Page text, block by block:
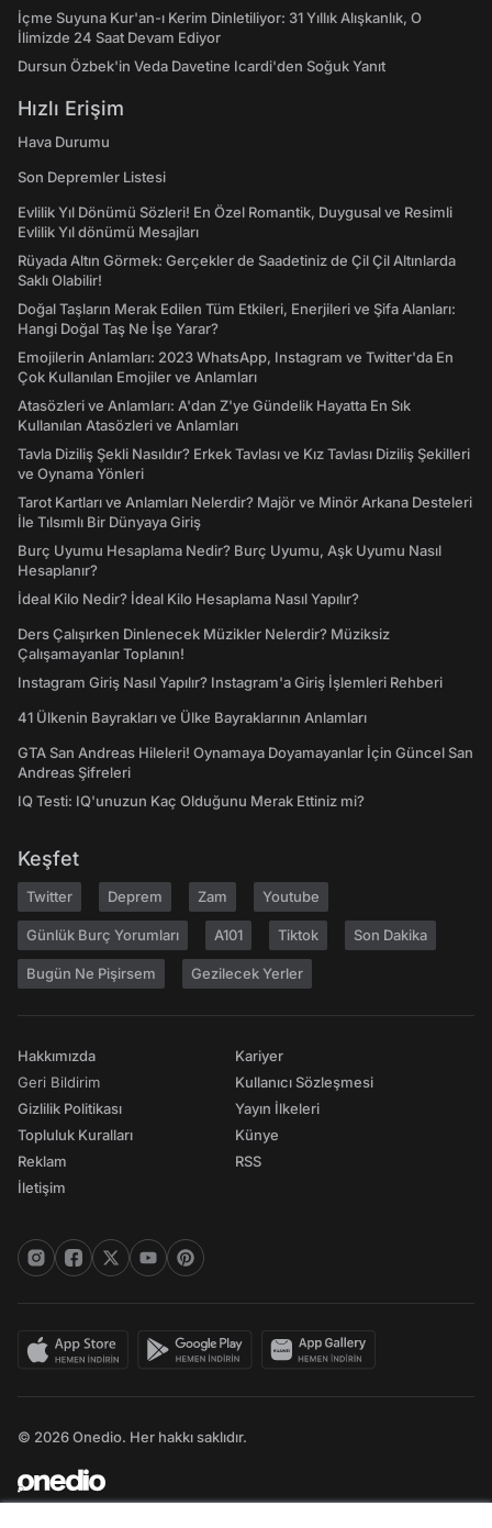
İçme Suyuna Kur'an-ı Kerim Dinletiliyor: 31 Yıllık Alışkanlık, O
İlimizde 24 Saat Devam Ediyor
Dursun Özbek'in Veda Davetine Icardi'den Soğuk Yanıt
Hızlı Erişim
Hava Durumu
Son Depremler Listesi
Evlilik Yıl Dönümü Sözleri! En Özel Romantik, Duygusal ve Resimli
Evlilik Yıl dönümü Mesajları
Rüyada Altın Görmek: Gerçekler de Saadetiniz de Çil Çil Altınlarda
Saklı Olabilir!
Doğal Taşların Merak Edilen Tüm Etkileri, Enerjileri ve Şifa Alanları:
Hangi Doğal Taş Ne İşe Yarar?
Emojilerin Anlamları: 2023 WhatsApp, Instagram ve Twitter'da En
Çok Kullanılan Emojiler ve Anlamları
Atasözleri ve Anlamları: A'dan Z'ye Gündelik Hayatta En Sık
Kullanılan Atasözleri ve Anlamları
Tavla Diziliş Şekli Nasıldır? Erkek Tavlası ve Kız Tavlası Diziliş Şekilleri
ve Oynama Yönleri
Tarot Kartları ve Anlamları Nelerdir? Majör ve Minör Arkana Desteleri
İle Tılsımlı Bir Dünyaya Giriş
Burç Uyumu Hesaplama Nedir? Burç Uyumu, Aşk Uyumu Nasıl
Hesaplanır?
İdeal Kilo Nedir? İdeal Kilo Hesaplama Nasıl Yapılır?
Ders Çalışırken Dinlenecek Müzikler Nelerdir? Müziksiz
Çalışamayanlar Toplanın!
Instagram Giriş Nasıl Yapılır? Instagram'a Giriş İşlemleri Rehberi
41 Ülkenin Bayrakları ve Ülke Bayraklarının Anlamları
GTA San Andreas Hileleri! Oynamaya Doyamayanlar İçin Güncel San
Andreas Şifreleri
IQ Testi: IQ'unuzun Kaç Olduğunu Merak Ettiniz mi?
Keşfet
Twitter Deprem Zam Youtube
Günlük Burç Yorumları A101 Tiktok Son Dakika
Bugün Ne Pişirsem Gezilecek Yerler
Hakkımızda
Geri Bildirim
Gizlilik Politikası
Topluluk Kuralları
Reklam
İletişim
Kariyer
Kullanıcı Sözleşmesi
Yayın İlkeleri
Künye
RSS
© 2026 Onedio. Her hakkı saklıdır.